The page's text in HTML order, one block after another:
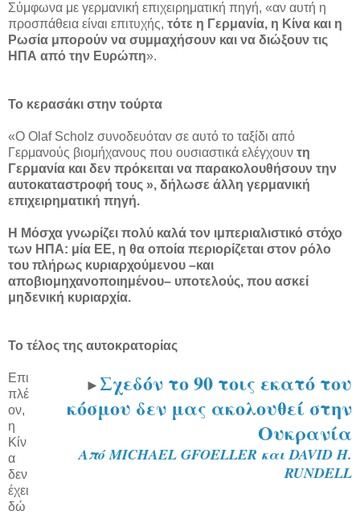
Σύμφωνα με γερμανική επιχειρηματική πηγή, «αν αυτή η
προσπάθεια είναι επιτυχής, τότε η Γερμανία, η Κίνα και η
Ρωσία μπορούν να συμμαχήσουν και να διώξουν τις
ΗΠΑ από την Ευρώπη».
Το κερασάκι στην τούρτα
«Ο Olaf Scholz συνοδευόταν σε αυτό το ταξίδι από
Γερμανούς βιομήχανους που ουσιαστικά ελέγχουν τη
Γερμανία και δεν πρόκειται να παρακολουθήσουν την
αυτοκαταστροφή τους », δήλωσε άλλη γερμανική
επιχειρηματική πηγή.
Η Μόσχα γνωρίζει πολύ καλά τον ιμπεριαλιστικό στόχο
των ΗΠΑ: μία ΕΕ, η θα οποία περιορίζεται στον ρόλο
του πλήρως κυριαρχούμενου –και
αποβιομηχανοποιημένου– υποτελούς, που ασκεί
μηδενική κυριαρχία.
Το τέλος της αυτοκρατορίας
►Σχεδόν το 90 τοις εκατό του
κόσμου δεν μας ακολουθεί στην
Ουκρανία
Από MICHAEL GFOELLER και DAVID H.
RUNDELL
Επι
πλέ
ον,
η
Κίν
α
δεν
έχει
δώ